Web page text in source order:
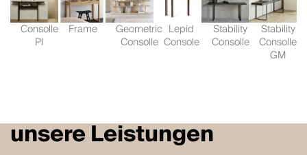
Consolle
PI
Frame Geometric
Consolle
Lepid
Console
Stability
Consolle
Stability
Consolle
GM
unsere Leistungen